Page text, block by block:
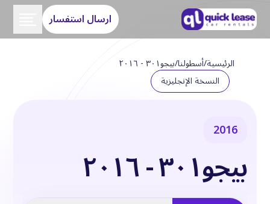
ارسال استفسار
الرئيسية/أسطولنا/بيجو٣٠١ - ٢٠١٦
النسخة الإنجليزية
2016
بيجو٣٠١ - ٢٠١٦